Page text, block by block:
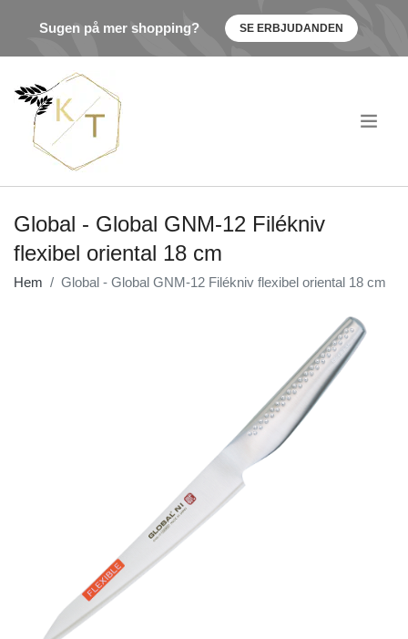
Sugen på mer shopping? SE ERBJUDANDEN
Global - Global GNM-12 Filékniv
flexibel oriental 18 cm
Hem Global - Global GNM-12 Filékniv flexibel oriental 18 cm